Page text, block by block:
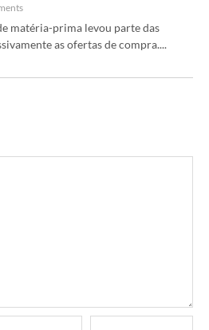
matéria-prima levou parte das
as ofertas de compra....